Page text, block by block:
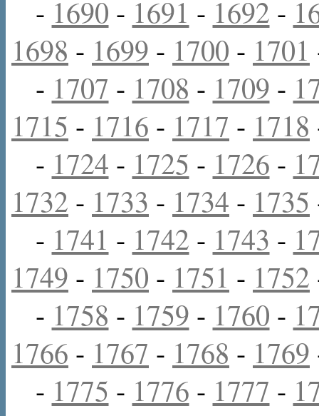
- 1690 - 1691 - 1692 -
1698 - 1699 - 1700 - 1701
- 1707 - 1708 - 1709 -
1715 - 1716 - 1717 - 1718
- 1724 - 1725 - 1726 -
1732 - 1733 - 1734 - 1735
- 1741 - 1742 - 1743 -
1749 - 1750 - 1751 - 1752
- 1758 - 1759 - 1760 -
1766 - 1767 - 1768 - 1769
- 1775 - 1776 - 1777 -